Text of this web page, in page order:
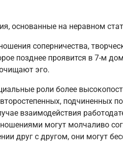
основанные на неравном
соперничества,
позднее проявится в 7-м
эго.
роли более
подчиненных
взаимодействия
могут молчаливо
друг с другом, они могут